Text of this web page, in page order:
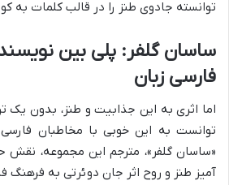
توانسته جادوی طنز را در قالب کلمات به
ساسان گلفر: پلی بین
فارسی زبان
اما اثری به این جذابیت و طنز، بدون یک
توانست به این خوبی با مخاطبان فارسی
«ساسان گلفر»، مترجم این مجموعه، نقش
آمیز طنز و روح اثر جان دوئرتی به فرهنگ